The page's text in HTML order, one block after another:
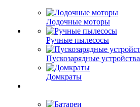
Лодочные моторы
Ручные пылесосы
Пускозарядные устройства
Домкраты